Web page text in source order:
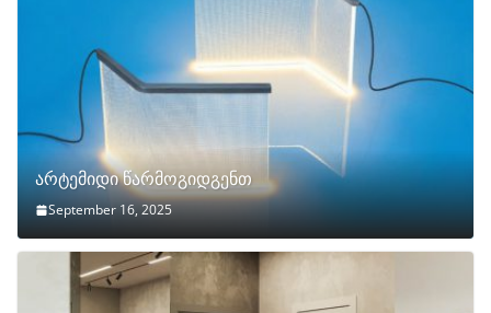
არტემიდი წარმოგიდგენთ
September 16, 2025